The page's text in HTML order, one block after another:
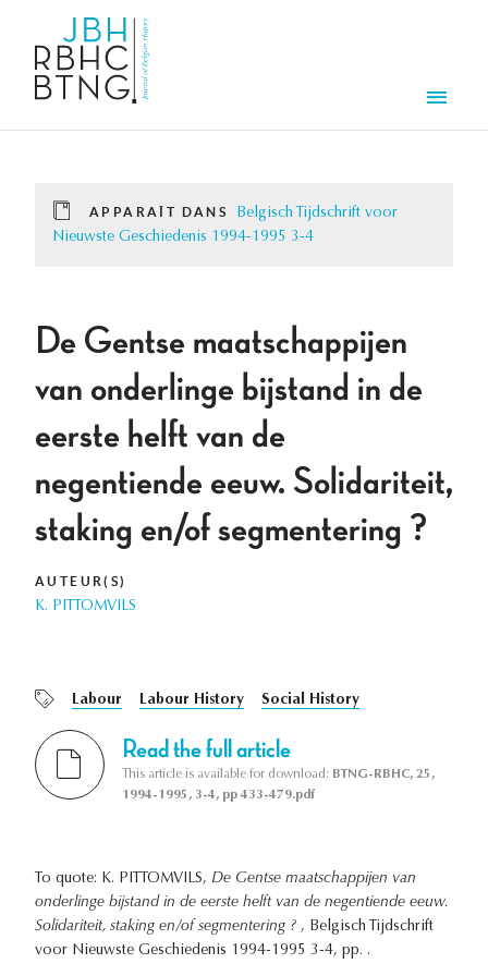
APPARAÎT DANS
Belgisch Tijdschrift voor
Nieuwste Geschiedenis 1994-1995 3-4
De Gentse maatschappijen
van onderlinge bijstand in de
eerste helft van de
negentiende eeuw. Solidariteit,
staking en/of segmentering ?
AUTEUR(S)
K. PITTOMVILS
Labour Labour History Social History
Read the full article
This article is available for download: BTNG-RBHC, 25,
1994-1995, 3-4, pp 433-479.pdf
To quote: K. PITTOMVILS, De Gentse maatschappijen van
onderlinge bijstand in de eerste helft van de negentiende eeuw.
Solidariteit, staking en/of segmentering ? , Belgisch Tijdschrift
voor Nieuwste Geschiedenis 1994-1995 3-4, pp. .